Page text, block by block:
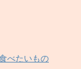
べたいもの